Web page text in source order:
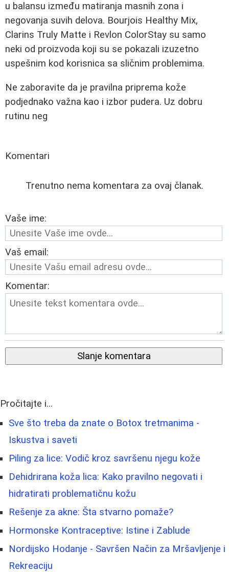
u balansu između matiranja masnih zona i
negovanja suvih delova. Bourjois Healthy Mix,
Clarins Truly Matte i Revlon ColorStay su samo
neki od proizvoda koji su se pokazali izuzetno
uspešnim kod korisnica sa sličnim problemima.
Ne zaboravite da je pravilna priprema kože
podjednako važna kao i izbor pudera. Uz dobru
rutinu neg
Komentari
Trenutno nema komentara za ovaj članak.
Vaše ime:
Vaš email:
Komentar:
Slanje komentara
Pročitajte i...
Sve što treba da znate o Botox tretmanima -
Iskustva i saveti
Piling za lice: Vodič kroz savršenu njegu kože
Dehidrirana koža lica: Kako pravilno negovati i
hidratirati problematičnu kožu
Rešenje za akne: Šta stvarno pomaže?
Hormonske Kontraceptive: Istine i Zablude
Nordijsko Hodanje - Savršen Način za Mršavljenje i
Rekreaciju